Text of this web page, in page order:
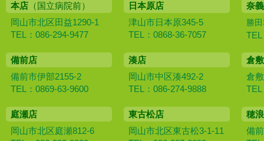
本店 （国立病院前）
岡山市北区田益1290-1
TEL：086-294-9477
日本原店
津山市日本原345-5
TEL：0868-36-7057
奈
勝
TEL
備前店
備前市伊部2155-2
TEL：0869-63-9600
湊店
岡山市中区湊492-2
TEL：086-274-9888
倉
倉
TEL
庭瀬店
岡山市北区庭瀬812-6
東古松店
岡山市北区東古松3-1-11
穂
備